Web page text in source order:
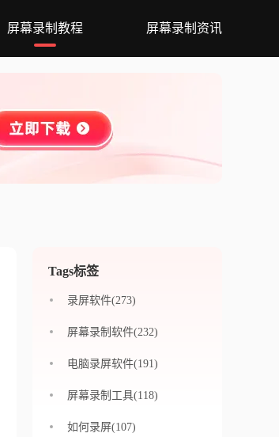
屏幕录制教程 屏幕录制资讯
Tags标签
录屏软件(273)
屏幕录制软件(232)
电脑录屏软件(191)
屏幕录制工具(118)
如何录屏(107)